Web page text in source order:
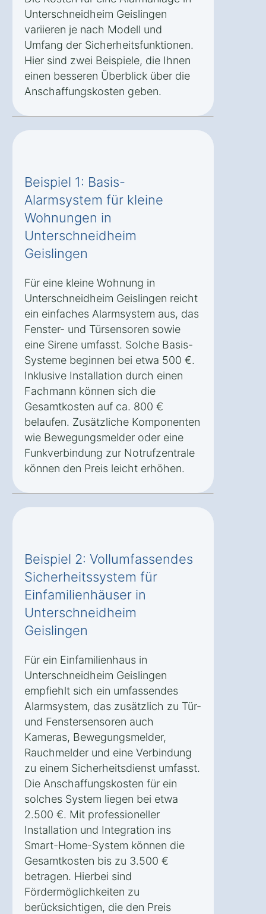
Unterschneidheim Geislingen
variieren je nach Modell und
Umfang der Sicherheitsfunktionen.
Hier sind zwei Beispiele, die Ihnen
einen besseren Überblick über die
Anschaffungskosten geben.
Beispiel 1: Basis-
Alarmsystem für kleine
Wohnungen in
Unterschneidheim
Geislingen
Für eine kleine Wohnung in
Unterschneidheim Geislingen reicht
ein einfaches Alarmsystem aus, das
Fenster- und Türsensoren sowie
eine Sirene umfasst. Solche Basis-
Systeme beginnen bei etwa 500 €.
Inklusive Installation durch einen
Fachmann können sich die
Gesamtkosten auf ca. 800 €
belaufen. Zusätzliche Komponenten
wie Bewegungsmelder oder eine
Funkverbindung zur Notrufzentrale
können den Preis leicht erhöhen.
Beispiel 2: Vollumfassendes
Sicherheitssystem für
Einfamilienhäuser in
Unterschneidheim
Geislingen
Für ein Einfamilienhaus in
Unterschneidheim Geislingen
empfiehlt sich ein umfassendes
Alarmsystem, das zusätzlich zu Tür-
und Fenstersensoren auch
Kameras, Bewegungsmelder,
Rauchmelder und eine Verbindung
zu einem Sicherheitsdienst umfasst.
Die Anschaffungskosten für ein
solches System liegen bei etwa
2.500 €. Mit professioneller
Installation und Integration ins
Smart-Home-System können die
Gesamtkosten bis zu 3.500 €
betragen. Hierbei sind
Fördermöglichkeiten zu
berücksichtigen, die den Preis